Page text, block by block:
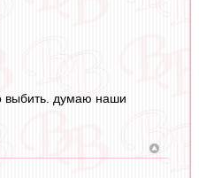
выбить. думаю наши